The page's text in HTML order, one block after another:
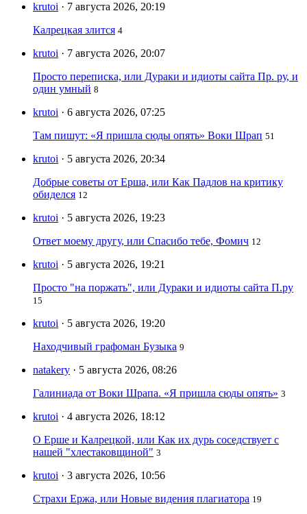
krutoi · 7 августа 2026, 20:19
Калрецкая злится 4
krutoi · 7 августа 2026, 20:07
Просто переписка, или Дураки и идиоты сайта Пр. ру, и
один умный 8
krutoi · 6 августа 2026, 07:25
Там пишут: «Я пришла сюды опять» Воки Шрап 51
krutoi · 5 августа 2026, 20:34
Добрые советы от Ерша, или Как Падлов на критику
обиделся 12
krutoi · 5 августа 2026, 19:23
Ответ моему другу, или Спасибо тебе, Фомич 12
krutoi · 5 августа 2026, 19:21
Просто "на поржать", или Дураки и идиоты сайта П.ру
15
krutoi · 5 августа 2026, 19:20
Находчивый графоман Бузыка 9
natakery · 5 августа 2026, 08:26
Галиниада от Воки Шрапа. «Я пришла сюды опять» 3
krutoi · 4 августа 2026, 18:12
О Ерше и Калрецкой, или Как их дурь соседствует с
нашей "хлестаковщиной" 3
krutoi · 3 августа 2026, 10:56
Страхи Ержа, или Новые видения плагиатора 19